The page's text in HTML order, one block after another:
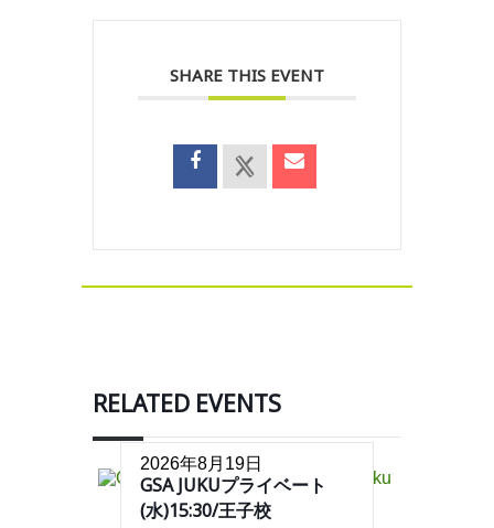
SHARE THIS EVENT
RELATED EVENTS
2026年8月19日
GSA JUKUプライベート
(水)15:30/王子校